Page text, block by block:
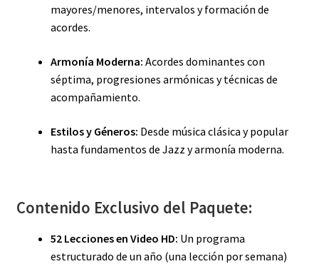
mayores/menores, intervalos y formación de
acordes.
Armonía Moderna: Acordes dominantes con
séptima, progresiones armónicas y técnicas de
acompañamiento.
Estilos y Géneros: Desde música clásica y popular
hasta fundamentos de Jazz y armonía moderna.
Contenido Exclusivo del Paquete:
52 Lecciones en Video HD: Un programa
estructurado de un año (una lección por semana)